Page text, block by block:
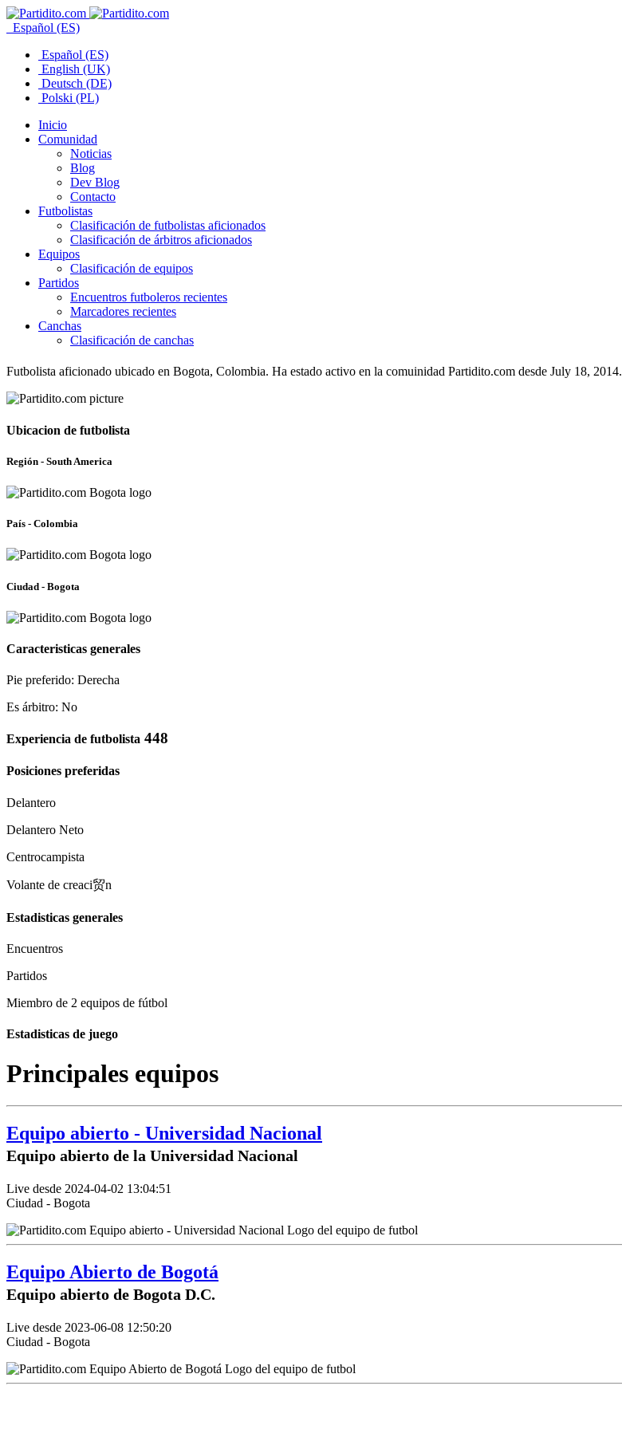
Español (ES)
Español (ES)
English (UK)
Deutsch (DE)
Polski (PL)
Inicio
Comunidad
Noticias
Blog
Dev Blog
Contacto
Futbolistas
Clasificación de futbolistas aficionados
Clasificación de árbitros aficionados
Equipos
Clasificación de equipos
Partidos
Encuentros futboleros recientes
Marcadores recientes
Canchas
Clasificación de canchas
Futbolista aficionado ubicado en Bogota, Colombia. Ha estado activo en la comuinidad Partidito.com desde July 18, 2014.
Ubicacion de futbolista
Región - South America
País - Colombia
Ciudad - Bogota
Caracteristicas generales
Pie preferido: Derecha
Es árbitro: No
Experiencia de futbolista 448
Posiciones preferidas
Delantero
Delantero Neto
Centrocampista
Volante de creaci贸n
Estadisticas generales
Encuentros
Partidos
Miembro de 2 equipos de fútbol
Estadisticas de juego
Principales equipos
Equipo abierto - Universidad Nacional
Equipo abierto de la Universidad Nacional
Live desde 2024-04-02 13:04:51
Ciudad - Bogota
Equipo Abierto de Bogotá
Equipo abierto de Bogota D.C.
Live desde 2023-06-08 12:50:20
Ciudad - Bogota